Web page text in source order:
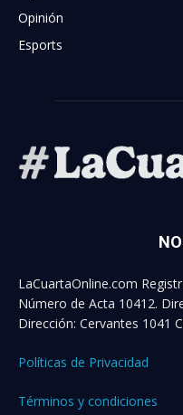
Opinión
Esports
LaCuartaOnline.com
Número de Acta 10412.
Dirección: Cervantes 1041
Políticas de Privacidad
Términos y condiciones